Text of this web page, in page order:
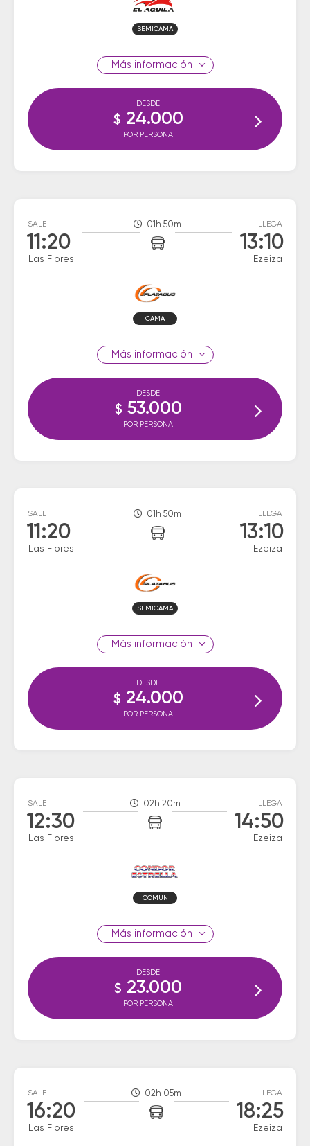
SEMICAMA
información
DESDE
$ 24.000
POR PERSONA
SALE
11:20
Las Flores
01h 50m LLEGA
13:10
Ezeiza
CAMA
información
DESDE
$ 53.000
POR PERSONA
SALE
11:20
Las Flores
01h 50m LLEGA
13:10
Ezeiza
SEMICAMA
información
DESDE
$ 24.000
POR PERSONA
SALE
12:30
Las Flores
02h 20m LLEGA
14:50
Ezeiza
COMUN
información
DESDE
$ 23.000
POR PERSONA
SALE
16:20
Las Flores
02h 05m LLEGA
18:25
Ezeiza